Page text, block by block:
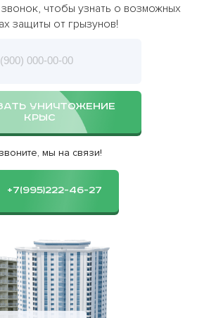
чтобы узнать о возможных
защиты от грызунов!
УНИЧТОЖЕНИЕ
КРЫС
мы на связи!
+7(995)222-46-27